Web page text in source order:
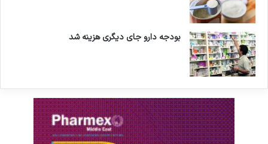
بودجه دارو جای دیگری هزینه شد